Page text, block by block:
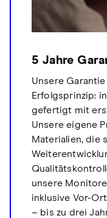
5 Jahre
Unsere
Erfolgsprinzip:
gefertigt mit
Unsere eigene
Materialien, die
unsere
inklusive Vor-
– bis zu drei